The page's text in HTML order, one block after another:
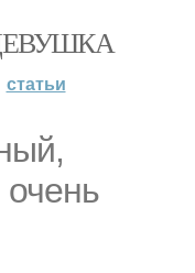
статьи